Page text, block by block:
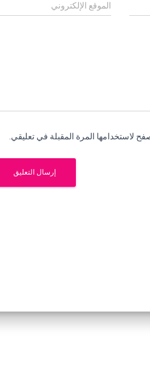
الموقع الإلكتروني
لاستخدامها المرة المقبلة في تعليقي.